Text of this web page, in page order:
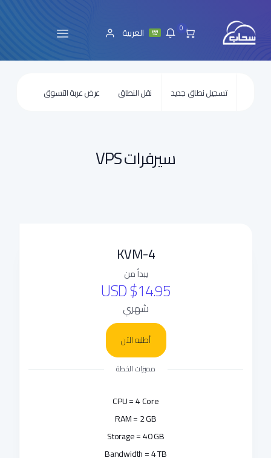
0 العربية
تسجيل نطاق جديد نقل النطاق عرض عربة التسوق
سيرفرات VPS
KVM-4
يبدأ من
$14.95 USD
شهري
أطلبه الآن
مميزات الخطة
CPU = 4 Core
RAM = 2 GB
Storage = 40 GB
Bandwidth = 4 TB